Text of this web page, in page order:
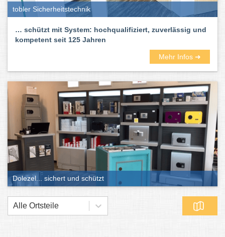
tobler Sicherheitstechnik
… schützt mit System: hochqualifiziert, zuverlässig und
kompetent seit 125 Jahren
Mehr Infos ➜
Dolezel... sichert und schützt
Alle Ortsteile